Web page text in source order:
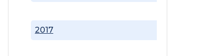
2017